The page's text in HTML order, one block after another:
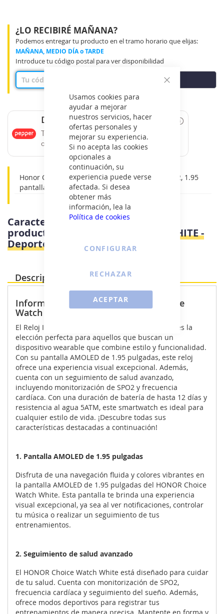
Cerrar
Usamos cookies para
ayudar a mejorar
nuestros servicios, hacer
ofertas personales y
mejorar su experiencia.
Si no acepta las cookies
opcionales a
continuación, su
experiencia puede verse
afectada. Si desea
obtener más
información, lea la
Política de cookies
ACEPTAR
CONFIGURAR
RECHAZAR
¿LO RECIBIRÉ MAÑANA?
Podemos entregar tu producto en el tramo horario que elijas:
MAÑANA, MEDIO DÍA o TARDE
Introduce tu código postal para ver disponibilidad
COMPROBAR
Date un capricho
Tus compras de 60€ a 2000€ financiadas
con Pepper.
Honor Choice Smartwatch, Fitness Tracker, SPO2, 1.95
pantalla AMOLED, 12 días, GPS, 5ATM, Blanco
Características e información del
producto
Honor CHOICE WATCH WHITE -
Deporte
Descripción Producto
Información destacada: HONOR Choice
Watch White
El Reloj Inteligente HONOR Choice Watch White es la
elección perfecta para aquellos que buscan un
dispositivo wearable que combine estilo y funcionalidad.
Con su pantalla AMOLED de 1.95 pulgadas, este reloj
ofrece una experiencia visual excepcional. Además,
cuenta con un seguimiento de salud avanzado,
incluyendo monitorización de SPO2 y frecuencia
cardíaca. Con una duración de batería de hasta 12 días y
resistencia al agua 5ATM, este smartwatch es ideal para
cualquier estilo de vida. ¡Descubre todas sus
características destacadas a continuación!
1. Pantalla AMOLED de 1.95 pulgadas
Disfruta de una navegación fluida y colores vibrantes en
la pantalla AMOLED de 1.95 pulgadas del HONOR Choice
Watch White. Esta pantalla te brinda una experiencia
visual excepcional, ya sea al ver notificaciones, controlar
tu música o realizar un seguimiento de tus
entrenamientos.
2. Seguimiento de salud avanzado
El HONOR Choice Watch White está diseñado para cuidar
de tu salud. Cuenta con monitorización de SPO2,
frecuencia cardíaca y seguimiento del sueño. Además,
ofrece modos deportivos para registrar tus